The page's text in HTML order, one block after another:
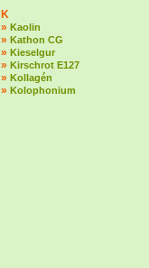
K
» Kaolin
» Kathon CG
» Kieselgur
» Kirschrot E127
» Kollagén
» Kolophonium